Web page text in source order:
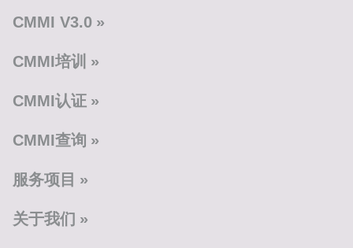
CMMI V3.0
CMMI培训
CMMI认证
CMMI查询
服务项目
关于我们